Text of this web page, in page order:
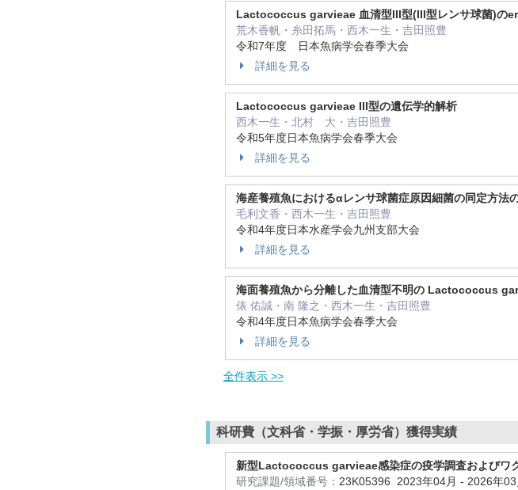
Lactococcus garvieae 血清型III型(III型レンサ球菌)の
荒木香帆・糸田拓馬・西木一生・吉田照豊
令和7年度 日本魚病学会春季大会
詳細を見る
Lactococcus garvieae III型の遺伝学的解析
西木一生・北村 大・吉田照豊
令和5年度日本魚病学会春季大会
詳細を見る
海産養殖魚におけるαレンサ球菌症原因細菌の同定方法
毛利文香・西木一生・吉田照豊
令和4年度日本水産学会九州支部大会
詳細を見る
海面養殖魚から分離した血清型不明の Lactococcus
俵 佑誠・南 隆之・西木一生・吉田照豊
令和4年度日本魚病学会春季大会
詳細を見る
全件表示 >>
科研費（文科省・学振・厚労省）獲得実績
新型Lactococcus garvieae感染症の疫学調査およびワ
研究課題/領域番号： 23K05396 2023年04月 - 2026年03